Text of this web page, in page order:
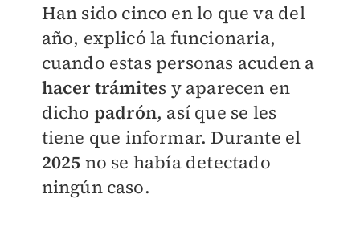
Han sido cinco en lo que va del
año, explicó la funcionaria,
cuando estas personas acuden a
hacer trámites y aparecen en
dicho padrón, así que se les
tiene que informar. Durante el
2025 no se había detectado
ningún caso.